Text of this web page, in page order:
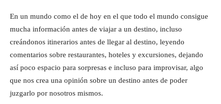
En un mundo como el de hoy en el que todo el mundo consigue
mucha información antes de viajar a un destino, incluso
creándonos itinerarios antes de llegar al destino, leyendo
comentarios sobre restaurantes, hoteles y excursiones, dejando
así poco espacio para sorpresas e incluso para improvisar, algo
que nos crea una opinión sobre un destino antes de poder
juzgarlo por nosotros mismos.